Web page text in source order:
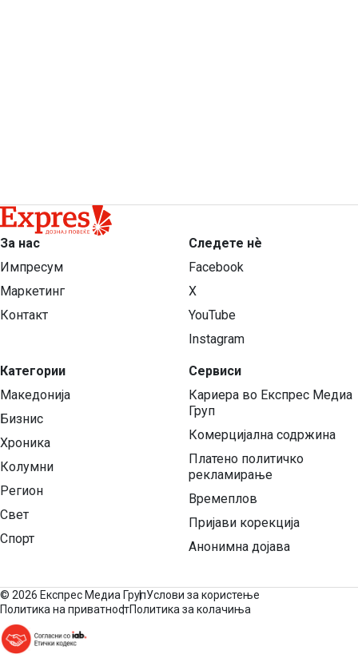
За нас
Импресум
Маркетинг
Контакт
Категории
Македонија
Бизнис
Хроника
Колумни
Регион
Свет
Спорт
Следете нѐ
Facebook
X
YouTube
Instagram
Сервиси
Кариера во Експрес Медиа
Груп
Комерцијална содржина
Платено политичко
рекламирање
Времеплов
Пријави корекција
Анонимна дојава
© 2026 Експрес Медиа ГрупУслови за користење
Политика на приватностПолитика за колачиња